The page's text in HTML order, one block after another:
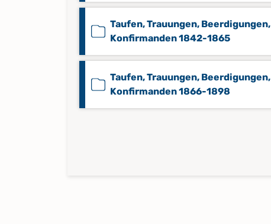
Taufen, Trauungen, Beerdigungen,
Konfirmanden 1842-1865
Taufen, Trauungen, Beerdigungen,
Konfirmanden 1866-1898